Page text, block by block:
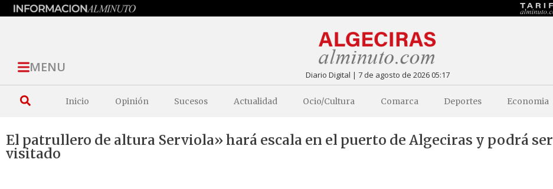
MENU Diario Digital | 7 de agosto de 2026 05:17
Inicio Opinión Sucesos Actualidad Ocio/Cultura Comarca Deportes Economia
El patrullero de altura Serviola» hará escala en el puerto de Algeciras y podrá ser
visitado